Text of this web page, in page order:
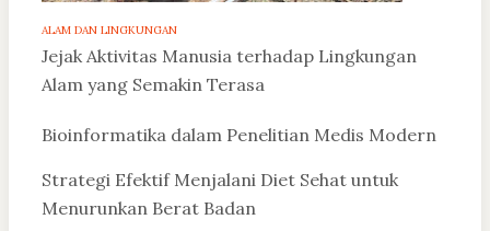
ALAM DAN LINGKUNGAN
Jejak Aktivitas Manusia terhadap Lingkungan
Alam yang Semakin Terasa
Bioinformatika dalam Penelitian Medis Modern
Strategi Efektif Menjalani Diet Sehat untuk
Menurunkan Berat Badan